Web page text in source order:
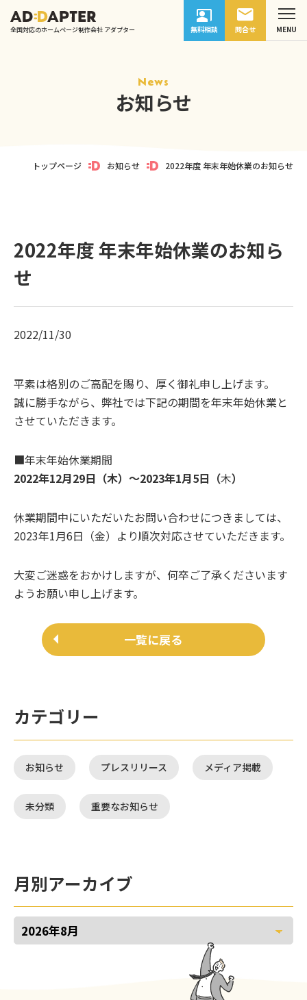
全国対応のホームページ制作会社 アダプター 無料相談 問合せ
News
お知らせ
トップページ お知らせ 2022年度 年末年始休業のお知らせ
2022年度 年末年始休業のお知ら
せ
2022/11/30
平素は格別のご高配を賜り、厚く御礼申し上げます。
誠に勝手ながら、弊社では下記の期間を年末年始休業と
させていただきます。
■年末年始休業期間
2022年12月29日（木）〜2023年1月5日（木）
休業期間中にいただいたお問い合わせにつきましては、
2023年1月6日（金）より順次対応させていただきます。
大変ご迷惑をおかけしますが、何卒ご了承くださいます
ようお願い申し上げます。
一覧に戻る
カテゴリー
お知らせ プレスリリース メディア掲載
未分類 重要なお知らせ
月別アーカイブ